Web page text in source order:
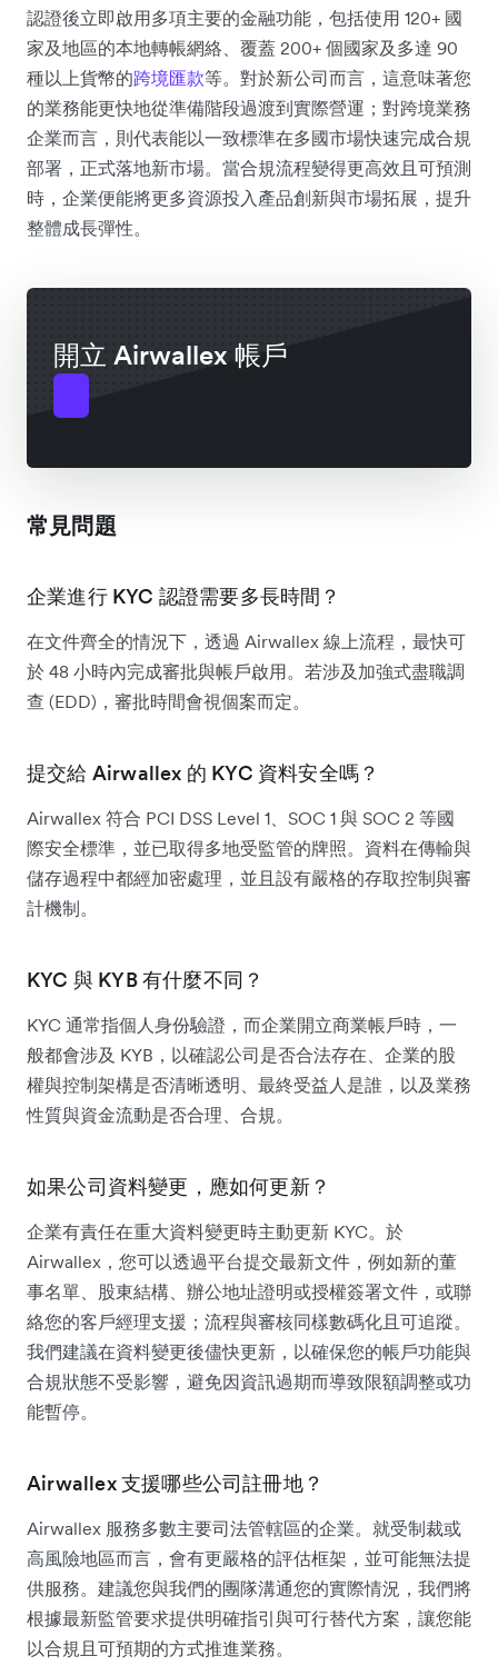
認證後立即啟用多項主要的金融功能，包括使用 120+ 國
家及地區的本地轉帳網絡、覆蓋 200+ 個國家及多達 90
種以上貨幣的跨境匯款等。對於新公司而言，這意味著您
的業務能更快地從準備階段過渡到實際營運；對跨境業務
企業而言，則代表能以一致標準在多國市場快速完成合規
部署，正式落地新市場。當合規流程變得更高效且可預測
時，企業便能將更多資源投入產品創新與市場拓展，提升
整體成長彈性。
開立 Airwallex 帳戶
常見問題
企業進行 KYC 認證需要多長時間？
在文件齊全的情況下，透過 Airwallex 線上流程，最快可
於 48 小時內完成審批與帳戶啟用。若涉及加強式盡職調
查 (EDD)，審批時間會視個案而定。
提交給 Airwallex 的 KYC 資料安全嗎？
Airwallex 符合 PCI DSS Level 1、SOC 1 與 SOC 2 等國
際安全標準，並已取得多地受監管的牌照。資料在傳輸與
儲存過程中都經加密處理，並且設有嚴格的存取控制與審
計機制。
KYC 與 KYB 有什麼不同？
KYC 通常指個人身份驗證，而企業開立商業帳戶時，一
般都會涉及 KYB，以確認公司是否合法存在、企業的股
權與控制架構是否清晰透明、最終受益人是誰，以及業務
性質與資金流動是否合理、合規。
如果公司資料變更，應如何更新？
企業有責任在重大資料變更時主動更新 KYC。於
Airwallex，您可以透過平台提交最新文件，例如新的董
事名單、股東結構、辦公地址證明或授權簽署文件，或聯
絡您的客戶經理支援；流程與審核同樣數碼化且可追蹤。
我們建議在資料變更後儘快更新，以確保您的帳戶功能與
合規狀態不受影響，避免因資訊過期而導致限額調整或功
能暫停。
Airwallex 支援哪些公司註冊地？
Airwallex 服務多數主要司法管轄區的企業。就受制裁或
高風險地區而言，會有更嚴格的評估框架，並可能無法提
供服務。建議您與我們的團隊溝通您的實際情況，我們將
根據最新監管要求提供明確指引與可行替代方案，讓您能
以合規且可預期的方式推進業務。